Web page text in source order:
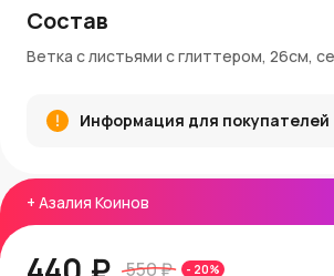
+ Азалия Коинов
550 ₽ - 20%
Характеристики:
Длина: 26 см.
Материал
: Пластик с
Особенность: Лёгкость и гибкость
Стильный серебряный оттенок с
элементами придаёт композициям
Состав
Ветка с листьями с глиттером, 26см,
Информация для покупателей